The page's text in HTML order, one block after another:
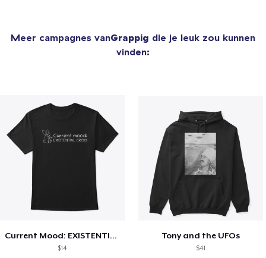
Meer campagnes vanGrappig die je leuk zou kunnen
vinden:
Current Mood: EXISTENTIAL CRISIS
$14
Tony and the UFOs
$41